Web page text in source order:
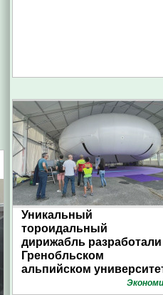
Уникальный
тороидальный
дирижабль
Гренобльском
альпийском